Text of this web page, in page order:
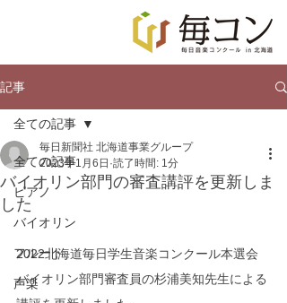
記事
全ての記事
ピアノ
バイオリン
フルート
声楽
全ての記事
バイオリン部門の審査講評を更新しま
した
毎日新聞社 北海道事業グループ
2023年1月6日 読了時間: 1分
2022北海道毎日学生音楽コンクール本選会
バイオリン部門審査員の杉浦美知先生による